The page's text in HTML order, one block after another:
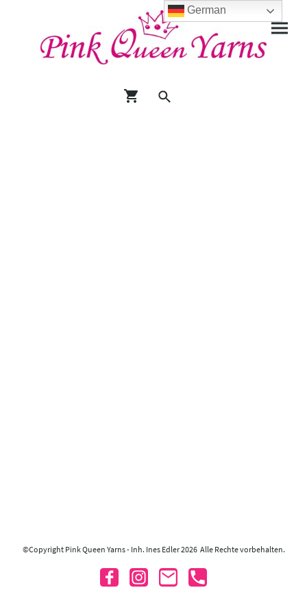
©Copyright Pink Queen Yarns - Inh. Ines Edler 2026 Alle Rechte vorbehalten.
German